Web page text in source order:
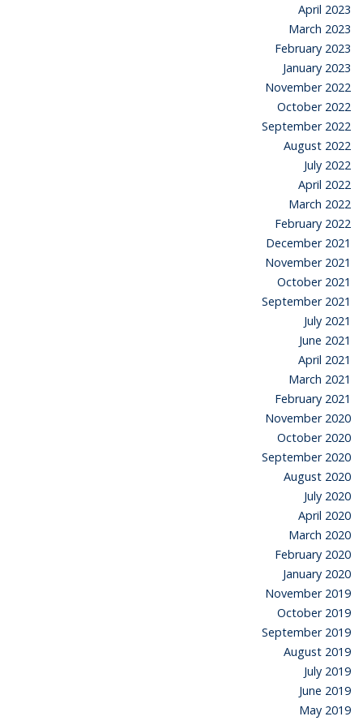
April 2023
March 2023
February 2023
January 2023
November 2022
October 2022
September 2022
August 2022
July 2022
April 2022
March 2022
February 2022
December 2021
November 2021
October 2021
September 2021
July 2021
June 2021
April 2021
March 2021
February 2021
November 2020
October 2020
September 2020
August 2020
July 2020
April 2020
March 2020
February 2020
January 2020
November 2019
October 2019
September 2019
August 2019
July 2019
June 2019
May 2019